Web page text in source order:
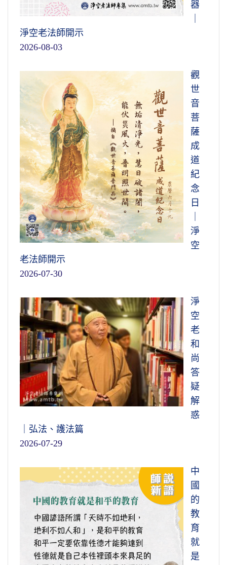
器
淨空老法師開示
2026-08-03
觀
世
音
菩
薩
成
道
紀
念
日
淨
空
老法師開示
2026-07-30
淨
空
老
和
尚
答
疑
解
惑
｜弘法、護法篇
2026-07-29
中
國
的
教
育
就
是